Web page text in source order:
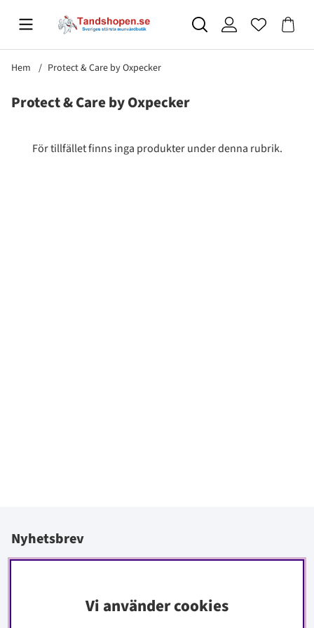
Hem Protect & Care by Oxpecker
Protect & Care by Oxpecker
Produkter
För tillfället finns inga produkter under denna rubrik.
Nyhetsbrev
Vi använder cookies